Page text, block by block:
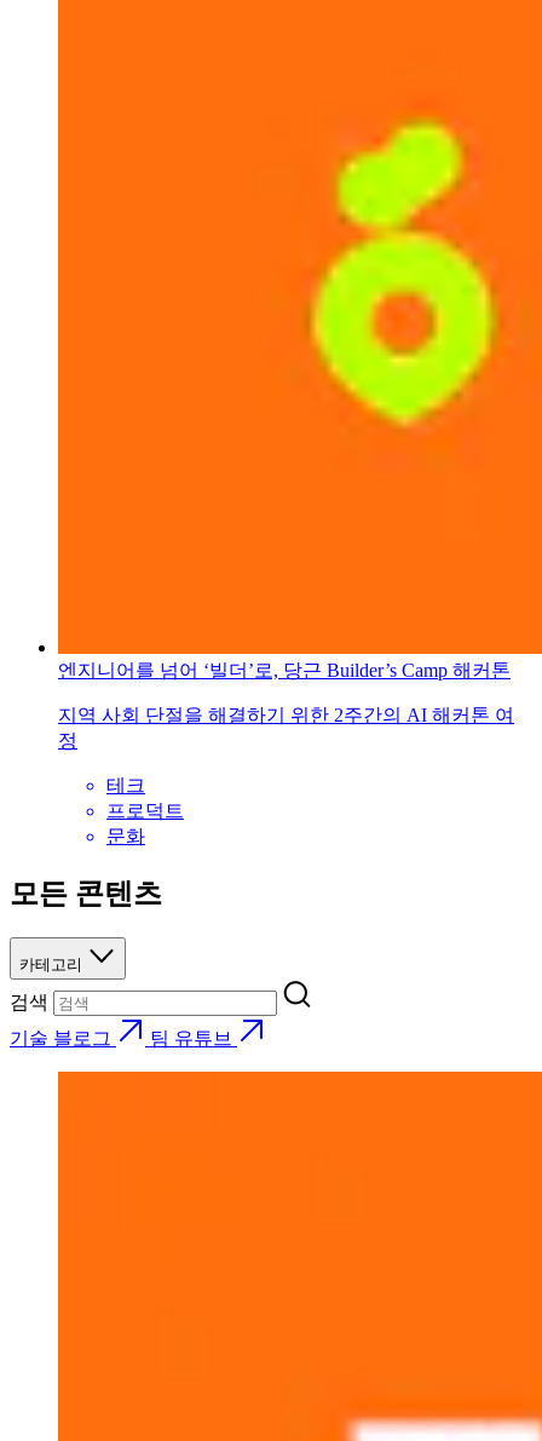
엔지니어를 넘어 ‘빌더’로, 당근 Builder’s Camp 해커톤
지역 사회 단절을 해결하기 위한 2주간의 AI 해커톤 여
정
테크
프로덕트
문화
모든 콘텐츠
카테고리
검색
기술 블로그
팀 유튜브